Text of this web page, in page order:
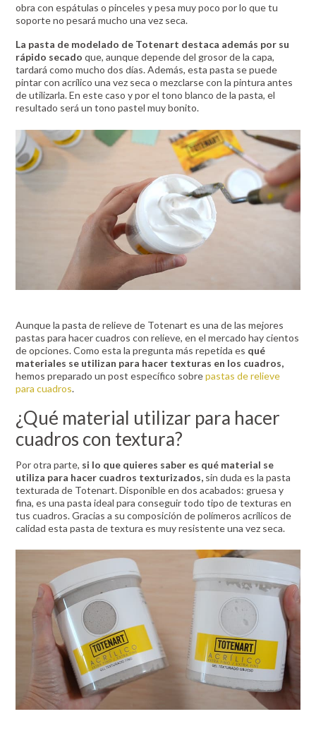
obra con espátulas o pinceles y pesa muy poco por lo que tu
soporte no pesará mucho una vez seca.
La pasta de modelado de Totenart destaca además por su
rápido secado que, aunque depende del grosor de la capa,
tardará como mucho dos días. Además, esta pasta se puede
pintar con acrílico una vez seca o mezclarse con la pintura antes
de utilizarla. En este caso y por el tono blanco de la pasta, el
resultado será un tono pastel muy bonito.
Aunque la pasta de relieve de Totenart es una de las mejores
pastas para hacer cuadros con relieve, en el mercado hay cientos
de opciones. Como esta la pregunta más repetida es qué
materiales se utilizan para hacer texturas en los cuadros,
hemos preparado un post específico sobrepastas de relieve
para cuadros.
¿Qué material utilizar para hacer
cuadros con textura?
Por otra parte, si lo que quieres saber es qué material se
utiliza para hacer cuadros texturizados, sin duda es la pasta
texturada de Totenart. Disponible en dos acabados: gruesa y
fina, es una pasta ideal para conseguir todo tipo de texturas en
tus cuadros. Gracias a su composición de polímeros acrílicos de
calidad esta pasta de textura es muy resistente una vez seca.